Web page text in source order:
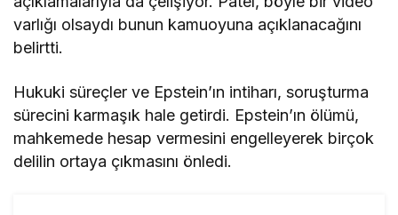
varlığı olsaydı bunun kamuoyuna açıklanacağını
belirtti.
Hukuki süreçler ve Epstein’ın intiharı, soruşturma
sürecini karmaşık hale getirdi. Epstein’ın ölümü,
mahkemede hesap vermesini engelleyerek birçok
delilin ortaya çıkmasını önledi.